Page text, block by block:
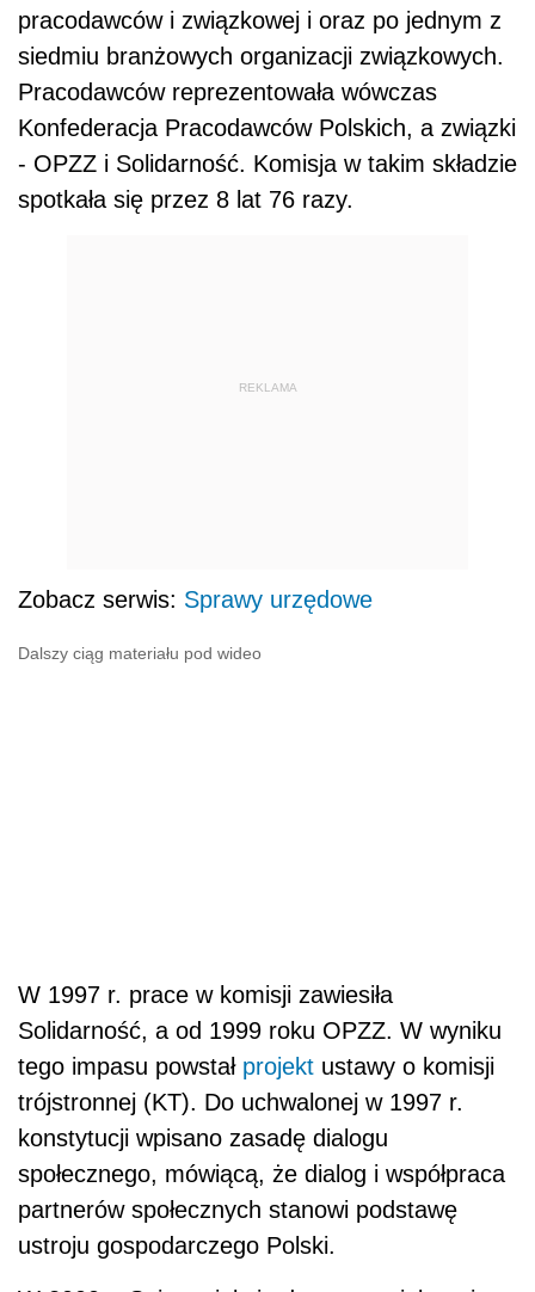
pracodawców i związkowej i oraz po jednym z
siedmiu branżowych organizacji związkowych.
Pracodawców reprezentowała wówczas
Konfederacja Pracodawców Polskich, a związki
- OPZZ i Solidarność. Komisja w takim składzie
spotkała się przez 8 lat 76 razy.
REKLAMA
Zobacz serwis: Sprawy urzędowe
Dalszy ciąg materiału pod wideo
W 1997 r. prace w komisji zawiesiła
Solidarność, a od 1999 roku OPZZ. W wyniku
tego impasu powstał projekt ustawy o komisji
trójstronnej (KT). Do uchwalonej w 1997 r.
konstytucji wpisano zasadę dialogu
społecznego, mówiącą, że dialog i współpraca
partnerów społecznych stanowi podstawę
ustroju gospodarczego Polski.